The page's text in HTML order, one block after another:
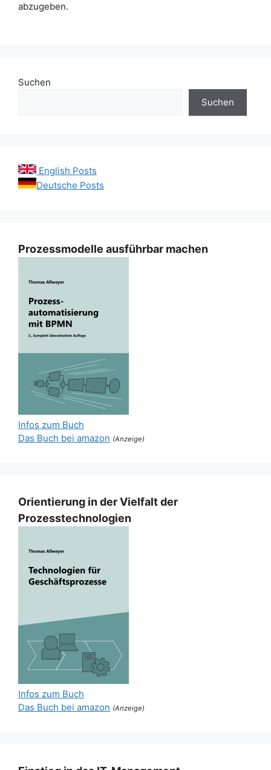
abzugeben.
Suchen
Suchen
English Posts
Deutsche Posts
Prozessmodelle ausführbar machen
Infos zum Buch
Das Buch bei amazon (Anzeige)
Orientierung in der Vielfalt der
Prozesstechnologien
Infos zum Buch
Das Buch bei amazon (Anzeige)